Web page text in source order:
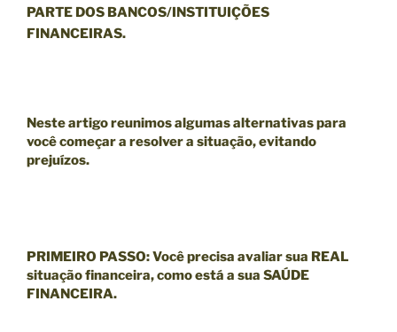
PARTE DOS BANCOS/INSTITUIÇÕES
FINANCEIRAS.
Neste artigo reunimos algumas alternativas para
você começar a resolver a situação, evitando
prejuízos.
PRIMEIRO PASSO:Você precisa avaliar sua REAL
situação financeira, como está a sua SAÚDE
FINANCEIRA.